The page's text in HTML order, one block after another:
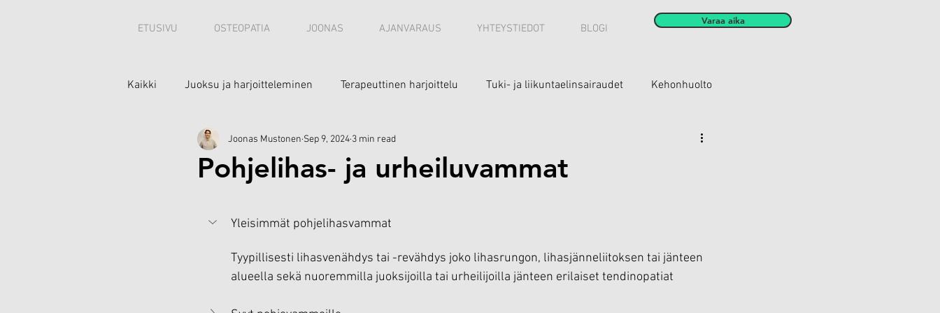
ETUSIVU OSTEOPATIA JOONAS AJANVARAUS YHTEYSTIEDOT BLOGI
Varaa aika
Kaikki Juoksu ja harjoitteleminen Terapeuttinen harjoittelu Tuki- ja liikuntaelinsairaudet Kehonhuolto
Pohjelihas- ja urheiluvammat
Joonas Mustonen Sep 9, 2024 3 min read
Yleisimmät pohjelihasvammat
Tyypillisesti lihasvenähdys tai -revähdys joko lihasrungon, lihasjänneliitoksen tai jänteen
alueella sekä nuoremmilla juoksijoilla tai urheilijoilla jänteen erilaiset tendinopatiat